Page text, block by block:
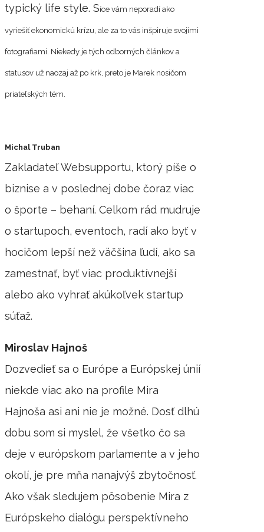
typický life style. Síce vám neporadí ako
vyriešiť ekonomickú krízu, ale za to vás inšpiruje svojimi
fotografiami. Niekedy je tých odborných článkov a
statusov už naozaj až po krk, preto je Marek nosičom
priateľských tém.
Michal Truban
Zakladateľ Websupportu, ktorý píše o
biznise a v poslednej dobe čoraz viac
o športe – behaní. Celkom rád mudruje
o startupoch, eventoch, radí ako byť v
hocičom lepší než väčšina ľudí, ako sa
zamestnať, byť viac produktívnejší
alebo ako vyhrať akúkoľvek startup
súťaž.
Miroslav Hajnoš
Dozvedieť sa o Európe a Európskej únií
niekde viac ako na profile Mira
Hajnoša asi ani nie je možné. Dosť dlhú
dobu som si myslel, že všetko čo sa
deje v európskom parlamente a v jeho
okolí, je pre mňa nanajvýš zbytočnosť.
Ako však sledujem pôsobenie Mira z
Európskeho dialógu perspektívneho